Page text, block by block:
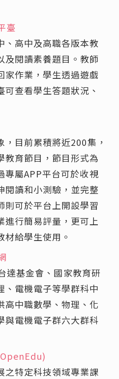
臺
、高中及高職各版本教
及閱讀素養題目。教師
家作業，學生透過遊戲
查看學生答題狀況、
目前累積將近200集，
教育節目，節目形式為
專屬APP平台可於收視
閱讀和小測驗，並完整
則可於平台上開設學習
進行簡易評量，更可上
給學生使用。
達基金會、國家教育研
、電機電子等學群科中
高中職數學、物理、化
與電機電子群六大群科
之特定科技領域專業課